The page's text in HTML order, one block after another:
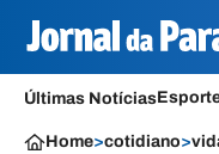
Últimas Notícias
Home>cotidiano>